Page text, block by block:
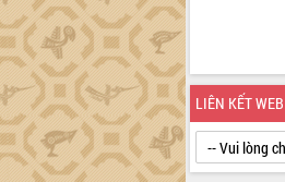
LIÊN KẾT WEB